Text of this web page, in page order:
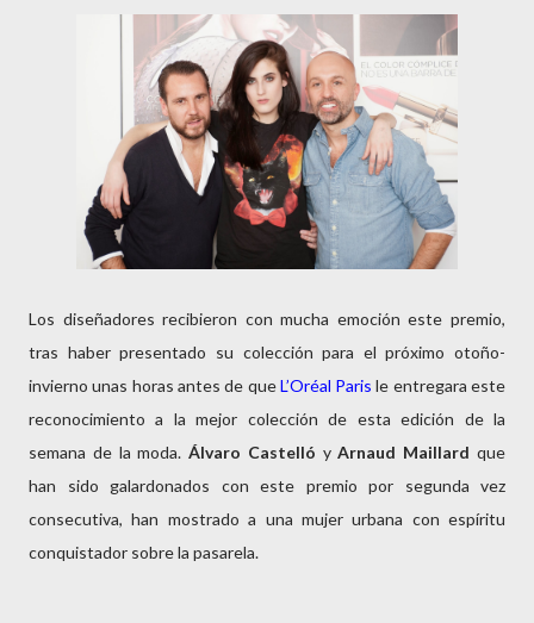
Los diseñadores recibieron con mucha emoción este premio,
tras haber presentado su colección para el próximo otoño-
invierno unas horas antes de queL’Oréal Paris le entregara este
reconocimiento a la mejor colección de esta edición de la
semana de la moda.Álvaro Castelló yArnaud Maillardque
han sido galardonados con este premio por segunda vez
consecutiva, han mostrado a una mujer urbana con espíritu
conquistador sobre la pasarela.